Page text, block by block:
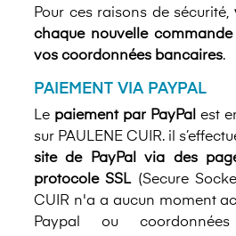
Pour ces raisons de sécurité,
chaque nouvelle commande
vos coordonnées bancaires.
PAIEMENT VIA PAYPAL
Le paiement par PayPal est
sur PAULENE CUIR. il
site de PayPal via des
protocole SSL(Secure
CUIR n'a a aucun moment
Paypal ou coordonnées